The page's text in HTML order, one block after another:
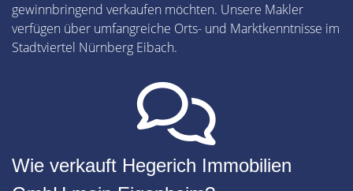
gewinnbringend verkaufen möchten. Unsere Makler
verfügen über umfangreiche Orts- und Marktkenntnisse im
Stadtviertel Nürnberg Eibach.
Wie verkauft Hegerich Immobilien